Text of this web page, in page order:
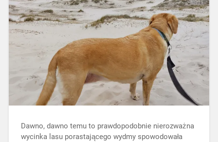
Dawno, dawno temu to prawdopodobnie nierozważna
wycinka lasu porastającego wydmy spowodowała